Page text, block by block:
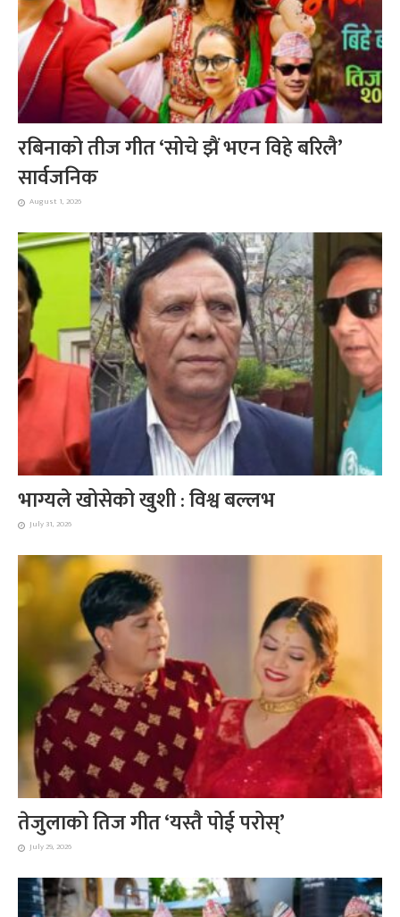
रबिनाको तीज गीत ‘सोचे झैं भएन विहे बरिलै’
सार्वजनिक
August 1, 2026
भाग्यले खोसेको खुशी : विश्व बल्लभ
July 31, 2026
तेजुलाको तिज गीत ‘यस्तै पोई परोस्’
July 29, 2026